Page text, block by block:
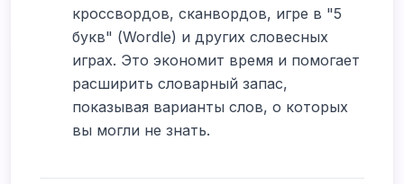
кроссвордов, сканвордов, игре в "5
букв" (Wordle) и других словесных
играх. Это экономит время и помогает
расширить словарный запас,
показывая варианты слов, о которых
вы могли не знать.